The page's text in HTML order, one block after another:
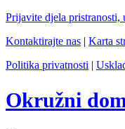
Prijavite djela pristranosti,
Kontaktirajte nas | Karta
Politika privatnosti |
Okružni